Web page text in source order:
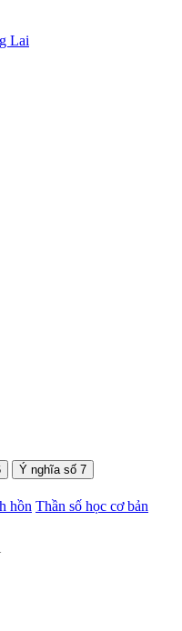
Lai
Ý nghĩa số 7
hồn Thần số học cơ bản